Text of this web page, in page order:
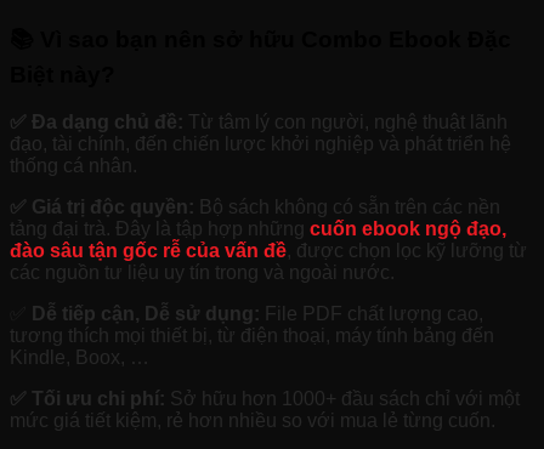
✅ Đa dạng chủ đề: Từ tâm lý con người, nghệ thuật lãnh
đạo, tài chính, đến chiến lược khởi nghiệp và phát triển hệ
thống cá nhân.
✅ Giá trị độc quyền: Bộ sách không có sẵn trên các nền
tảng đại trà. Đây là tập hợp những cuốn ebook ngộ đạo,
đào sâu tận gốc rễ của vấn đề, được chọn lọc kỹ lưỡng từ
các nguồn tư liệu uy tín trong và ngoài nước.
Dễ tiếp cận, Dễ sử dụng: File PDF chất lượng cao,
tương thích mọi thiết bị, từ điện thoại, máy tính bảng đến
Kindle, Boox, …
✅ Tối ưu chi phí: Sở hữu hơn 1000+ đầu sách chỉ với một
mức giá tiết kiệm, rẻ hơn nhiều so với mua lẻ từng cuốn.